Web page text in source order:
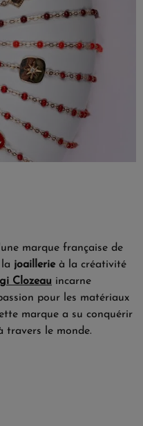
marque française de
joaillerieà la créativité
Clozeau incarne
pour les matériaux
marque a su conquérir
travers le monde.